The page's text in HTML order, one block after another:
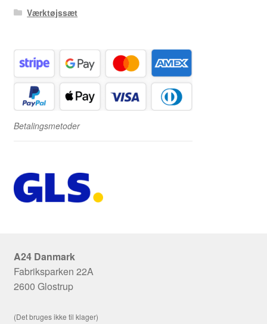
Værktøjssæt
Betalingsmetoder
A24 Danmark
Fabriksparken 22A
2600 Glostrup
(Det bruges ikke til klager)